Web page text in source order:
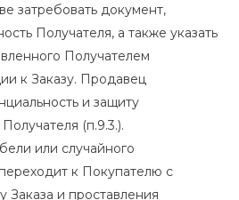
затребовать документ,
Получателя, а также указать
Получателем
к Заказу. Продавец
и защиту
(п.9.3.).
или случайного
к Покупателю с
Заказа и проставления